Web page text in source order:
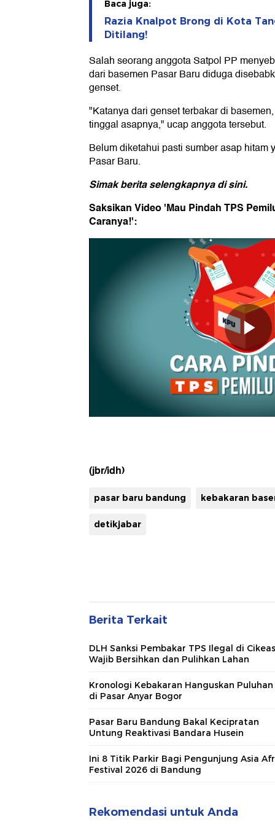
Baca juga:
Razia Knalpot Brong di Kota
Ditilang!
Salah seorang anggota Satpol PP
dari basemen Pasar Baru diduga
genset.
"Katanya dari genset terbakar di
tinggal asapnya," ucap anggota tersebut.
Belum diketahui pasti sumber asap hitam
Pasar Baru.
Simak berita selengkapnyadi sini.
Saksikan Video 'Mau Pindah TPS
Caranya!':
(jbr/idh)
pasar baru bandung kebakaran
detikjabar
Berita Terkait
DLH Sanksi Pembakar TPS Ilegal di
Wajib Bersihkan dan Pulihkan Lahan
Kronologi Kebakaran Hanguskan Puluhan
di Pasar Anyar Bogor
Pasar Baru Bandung Bakal Kecipratan
Untung Reaktivasi Bandara Husein
Ini 8 Titik Parkir Bagi Pengunjung Asia
Festival 2026 di Bandung
Rekomendasi untuk Anda